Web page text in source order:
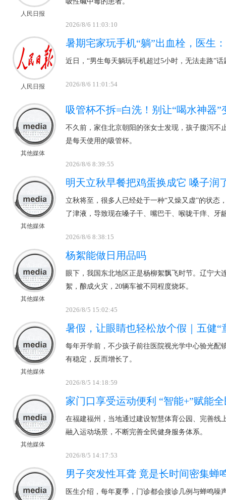
人民日报
2026/8/6 11:03:10
人民日报
暑期宅家玩手机“躺”出血栓，医生
近日，“男生每天躺玩手机超过5小时，无法走路”话
2026/8/6 11:01:54
其他媒体
吸管杯不拆=白洗！别让“喝水神器”
不久前，家住北京朝阳的张女士发现，孩子腹泻不
是每天使用的吸管杯。
2026/8/6 8:39:55
其他媒体
明天立秋早餐把鸡蛋换成它 嗓子润
立秋将至，很多人已经处于一种“又燥又虚”的状态
了津液，导致现在嗓子干、嘴巴干、喉咙干痒、牙
2026/8/6 8:38:15
其他媒体
杨絮能做日用品吗
眼下，我国东北地区正是杨柳絮飘飞时节。辽宁大
絮，酿成火灾，20辆车被不同程度烧坏。
2026/8/5 15:02:45
其他媒体
暑假，让眼睛也轻松放个假｜五健“
每年开学前，不少孩子前往医院视光学中心验光配
有稳定，反而增长了。
2026/8/5 14:18:59
其他媒体
家门口享受运动便利 “智能+”赋能
在福建福州，当地通过建设智慧体育公园、完善线
融入运动场景，不断完善全民健身服务体系。
2026/8/5 14:17:53
男子突发性耳聋 竟是长时间密集蝉
医生介绍，每年夏季，门诊都会接诊几例与蝉鸣噪